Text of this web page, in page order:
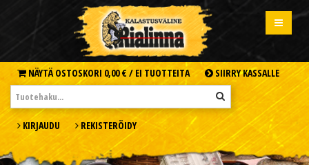
NÄYTÄ OSTOSKORI 0,00 € / EI TUOTTEITA SIIRRY KASSALLE
KIRJAUDU REKISTERÖIDY